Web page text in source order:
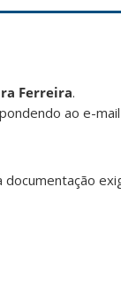
Ferreira.
ao e-mail